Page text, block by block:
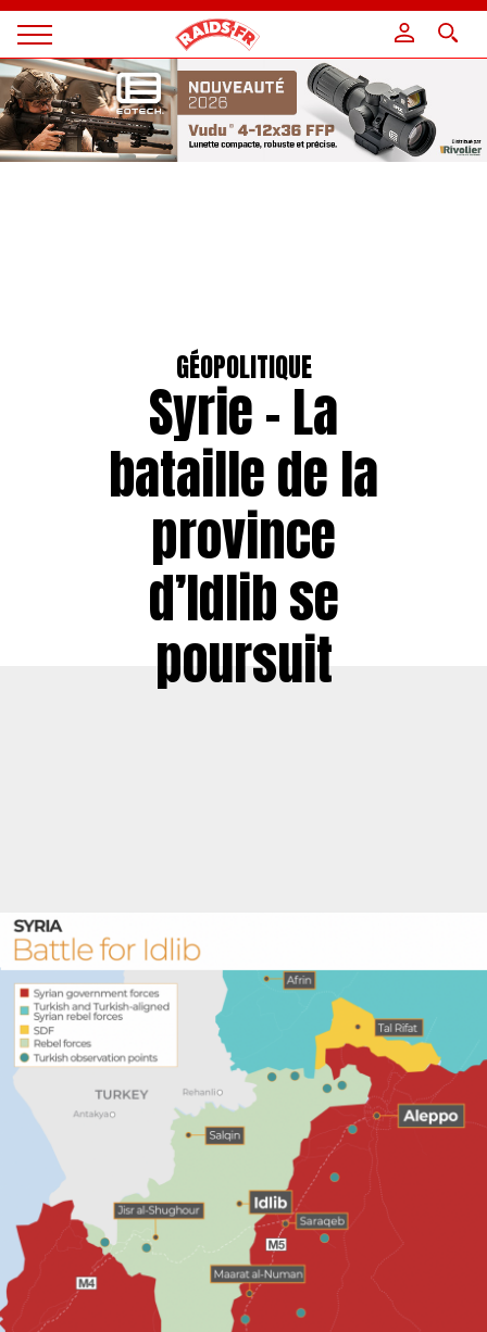
Magazine
Raids
GÉOPOLITIQUE
Syrie – La
bataille de la
province
d’Idlib se
poursuit
Panneau de gestion des cookies